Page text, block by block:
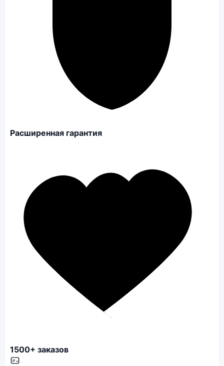
Расширенная гарантия
1500+ заказов